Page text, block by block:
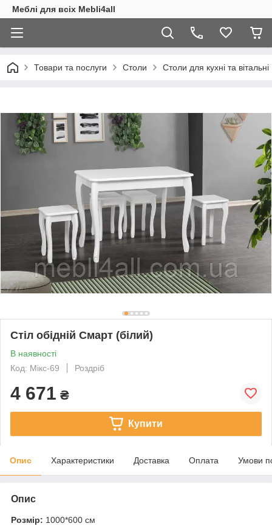
Меблі для всіх Mebli4all
Товари та послуги Столи Столи для кухні та вітальні
Стіл обідній Смарт (білий)
В наявності
Код: Мікс-69
Роздріб
4 671 ₴
Купити
Опис Характеристики Доставка Оплата Умови
Опис
Розмір: 1000*600 см